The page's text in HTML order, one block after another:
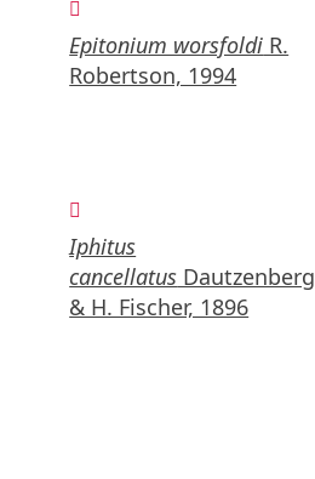
Epitonium worsfoldi R.
Robertson, 1994
Iphitus
cancellatus Dautzenberg
& H. Fischer, 1896